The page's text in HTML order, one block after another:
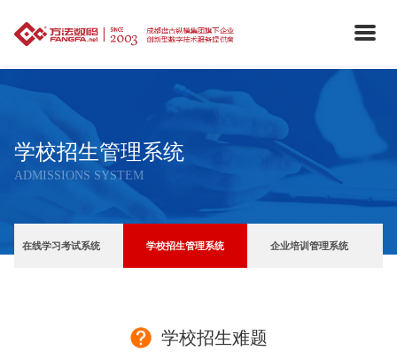
学校招生管理系统
ADMISSIONS SYSTEM
在线学习考试系统 学校招生管理系统 企业培训管理系统
学校招生难题